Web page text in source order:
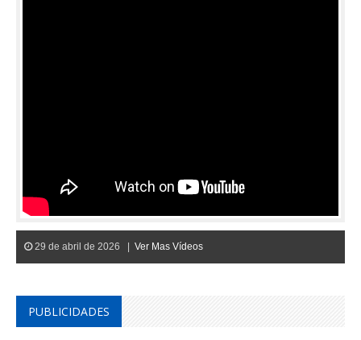
29 de abril de 2026 | Ver Mas Vídeos
PUBLICIDADES